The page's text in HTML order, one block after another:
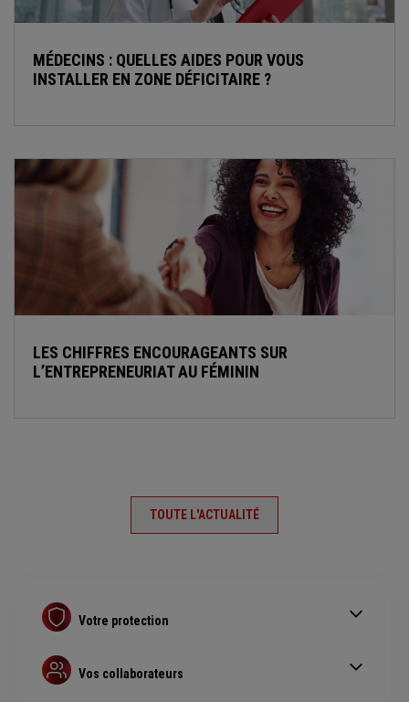
MÉDECINS : QUELLES AIDES POUR VOUS
INSTALLER EN ZONE DÉFICITAIRE ?
LES CHIFFRES ENCOURAGEANTS SUR
L’ENTREPRENEURIAT AU FÉMININ
TOUTE L'ACTUALITÉ
Votre protection
Assurance prévoyance
Complémentaire santé pro
Vos collaborateurs